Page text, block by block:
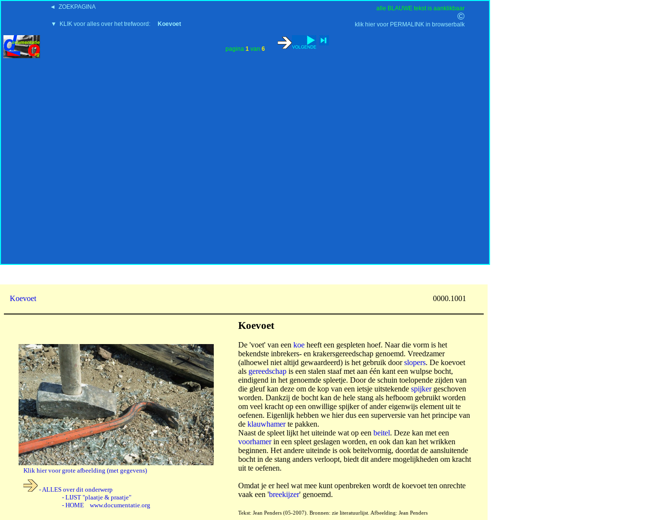
◄ ZOEKPAGINA alle BLAUWE tekst is aanklikbaar
klik hier voor PERMALINK in browserbalk
©
▼ KLIK voor alles over het trefwoord: Koevoet
pagina 1 van 6
'15:19 19-2-2008